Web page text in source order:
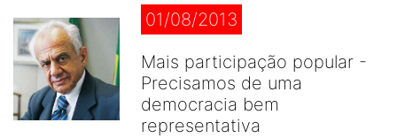
01/08/2013
Mais participação popular -
Precisamos de uma
democracia bem
representativa